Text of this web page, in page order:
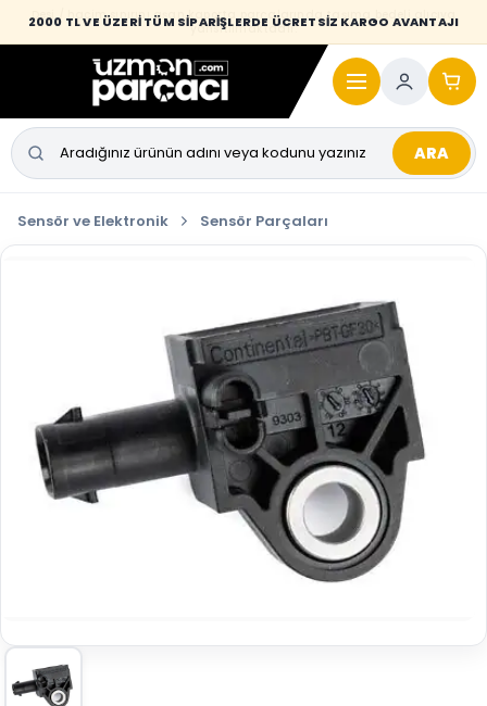
2000 TL VE ÜZERİ TÜM SİPARİŞLERDE ÜCRETSİZ KARGO AVANTAJI
Desi / hacim sınırını aşan kaporta parçalarında taşıma bedeli alıcıya
yansıtılmaktadır.
ARA
Sensör ve Elektronik Sensör Parçaları